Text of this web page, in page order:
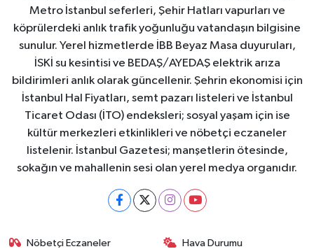
Metro İstanbul seferleri, Şehir Hatları vapurları ve
köprülerdeki anlık trafik yoğunluğu vatandaşın bilgisine
sunulur. Yerel hizmetlerde İBB Beyaz Masa duyuruları,
İSKİ su kesintisi ve BEDAŞ/AYEDAŞ elektrik arıza
bildirimleri anlık olarak güncellenir. Şehrin ekonomisi için
İstanbul Hal Fiyatları, semt pazarı listeleri ve İstanbul
Ticaret Odası (İTO) endeksleri; sosyal yaşam için ise
kültür merkezleri etkinlikleri ve nöbetçi eczaneler
listelenir. İstanbul Gazetesi; manşetlerin ötesinde,
sokağın ve mahallenin sesi olan yerel medya organıdır.
Nöbetçi Eczaneler Hava Durumu